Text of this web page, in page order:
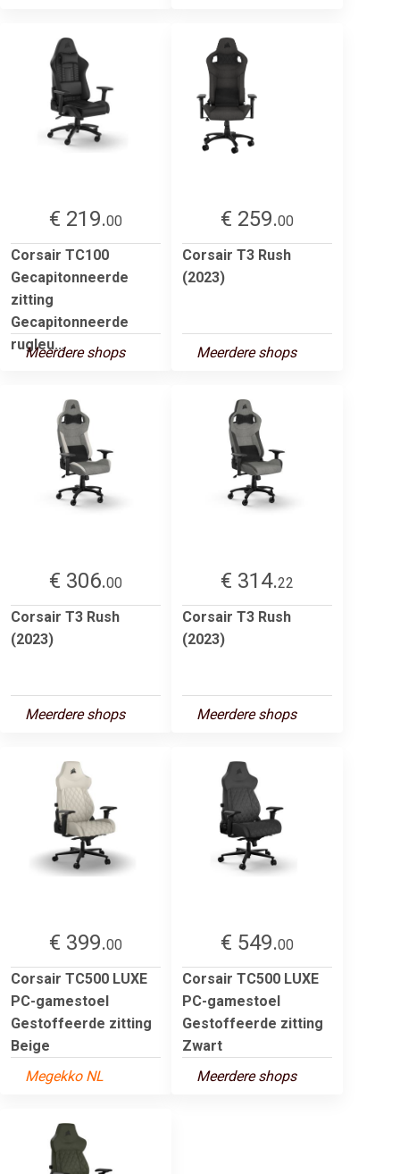
€ 219.00
Corsair TC100
Gecapitonneerde
zitting
Gecapitonneerde
rugleu...
Meerdere shops
€ 259.00
Corsair T3 Rush
(2023)
Meerdere shops
€ 306.00
Corsair T3 Rush
(2023)
Meerdere shops
€ 314.22
Corsair T3 Rush
(2023)
Meerdere shops
€ 399.00
Corsair TC500 LUXE
PC-gamestoel
Gestoffeerde zitting
Beige
Megekko NL
€ 549.00
Corsair TC500 LUXE
PC-gamestoel
Gestoffeerde zitting
Zwart
Meerdere shops